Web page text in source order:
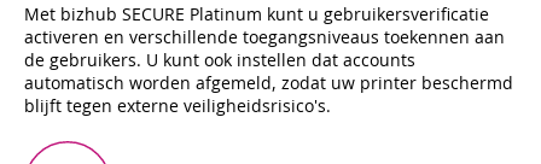
Met bizhub SECURE Platinum kunt u gebruikersverificatie
activeren en verschillende toegangsniveaus toekennen aan
de gebruikers. U kunt ook instellen dat accounts
automatisch worden afgemeld, zodat uw printer beschermd
blijft tegen externe veiligheidsrisico's.